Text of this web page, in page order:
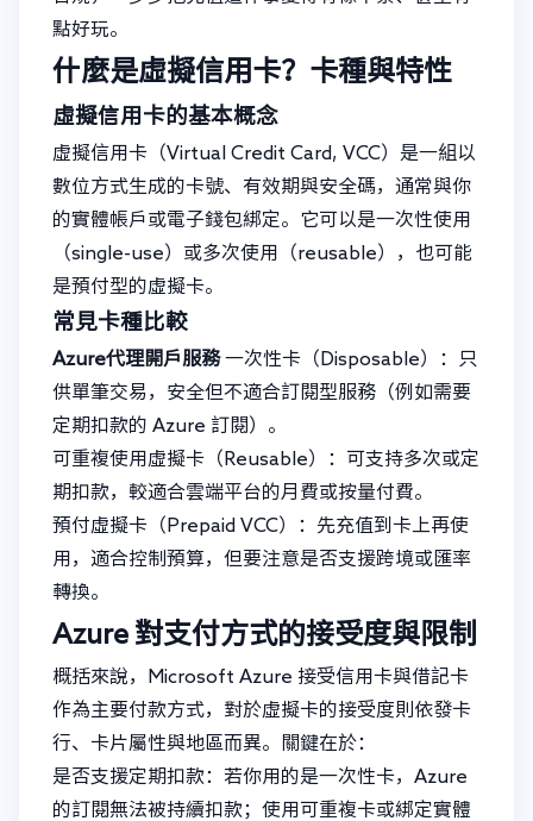
點好玩。
什麼是虛擬信用卡？卡種與特性
虛擬信用卡的基本概念
虛擬信用卡（Virtual Credit Card, VCC）是一組以
數位方式生成的卡號、有效期與安全碼，通常與你
的實體帳戶或電子錢包綁定。它可以是一次性使用
（single-use）或多次使用（reusable），也可能
是預付型的虛擬卡。
常見卡種比較
Azure代理開戶服務一次性卡（Disposable）：只
供單筆交易，安全但不適合訂閱型服務（例如需要
定期扣款的 Azure 訂閱）。
可重複使用虛擬卡（Reusable）：可支持多次或定
期扣款，較適合雲端平台的月費或按量付費。
預付虛擬卡（Prepaid VCC）：先充值到卡上再使
用，適合控制預算，但要注意是否支援跨境或匯率
轉換。
Azure 對支付方式的接受度與限制
概括來說，Microsoft Azure 接受信用卡與借記卡
作為主要付款方式，對於虛擬卡的接受度則依發卡
行、卡片屬性與地區而異。關鍵在於：
是否支援定期扣款：若你用的是一次性卡，Azure
的訂閱無法被持續扣款；使用可重複卡或綁定實體